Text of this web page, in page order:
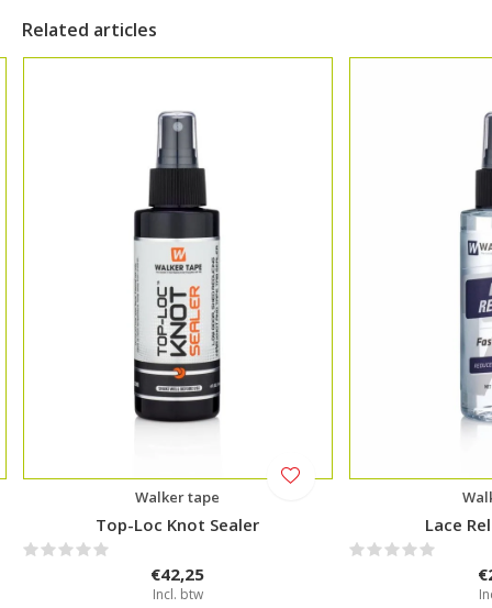
Related articles
Walker tape
Top-Loc Knot Sealer
€42,25
Incl. btw
Lace